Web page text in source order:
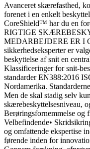
Avanceret skærefasthed,
forenet i en enkelt
CoreShield™ har du en
RIGTIGE
MEDARBEJDERE ER I
sikkerhedseksperter er
beskyttelse af snit en
Klassificeringer for snit-
standarder EN388:2016
Nordamerika.
Men de skal stadig selv
skærebeskyttelsesniveau,
Berøringsfornemmelse og
Velbefindende•
og omfattende ekspertise
førende inden for